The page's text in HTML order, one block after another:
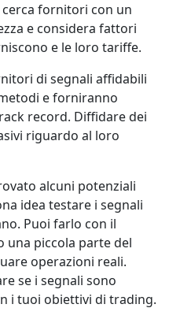
fornitori con un
e considera fattori
e le loro tariffe.
di segnali affidabili
e forniranno
record. Diffidare dei
riguardo al loro
alcuni potenziali
idea testare i segnali
Puoi farlo con il
una piccola parte del
operazioni reali.
se i segnali sono
i tuoi obiettivi di trading.